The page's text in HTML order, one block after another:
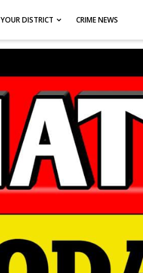
YOUR DISTRICT CRIME NEWS